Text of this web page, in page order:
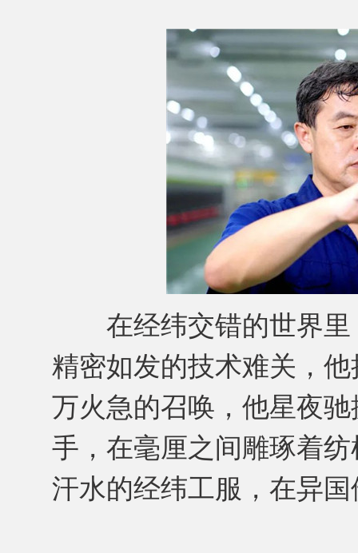
在经纬交错的世界里
精密如发的技术难关，
万火急的召唤，他星夜
手，在毫厘之间雕琢着
汗水的经纬工服，在异